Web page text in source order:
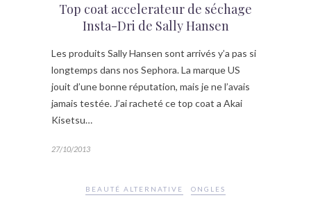
Top coat accelerateur de séchage
Insta-Dri de Sally Hansen
Les produits Sally Hansen sont arrivés y’a pas si
longtemps dans nos Sephora. La marque US
jouit d’une bonne réputation, mais je ne l’avais
jamais testée. J’ai racheté ce top coat a Akai
Kisetsu…
27/10/2013
BEAUTÉ ALTERNATIVE ONGLES